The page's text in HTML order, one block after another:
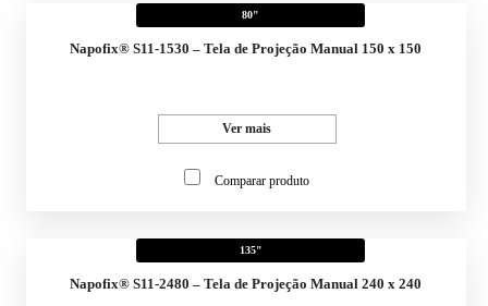
80"
Napofix® S11-1530 – Tela de Projeção Manual 150 x 150
Ver mais
Comparar produto
135"
Napofix® S11-2480 – Tela de Projeção Manual 240 x 240